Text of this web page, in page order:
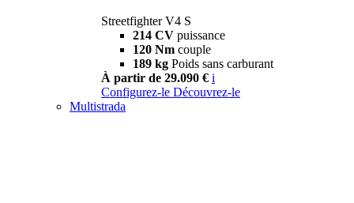
Streetfighter V4 S
214 CV puissance
120 Nm couple
189 kg Poids sans carburant
À partir de 29.090 € i
Configurez-le Découvrez-le
Multistrada